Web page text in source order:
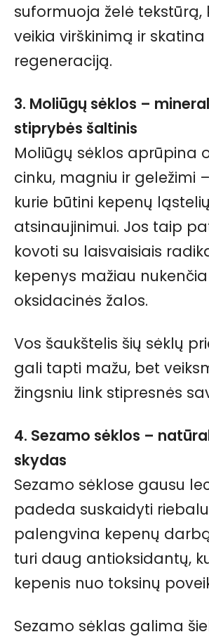
suformuoja želė tekstūrą,
veikia virškinimą ir
regeneraciją.
3. Moliūgų sėklos –
stiprybės šaltinis
Moliūgų sėklos aprūpina
cinku, magniu ir geležimi
kurie būtini kepenų ląstelių
atsinaujinimui. Jos taip
kovoti su laisvaisiais
kepenys mažiau
oksidacinės žalos.
Vos šaukštelis šių sėklų
gali tapti mažu, bet
žingsniu link stipresnės
4. Sezamo sėklos –
skydas
Sezamo sėklose gausu
padeda suskaidyti
palengvina kepenų
turi daug antioksidantų,
kepenis nuo toksinų
Sezamo sėklas galima